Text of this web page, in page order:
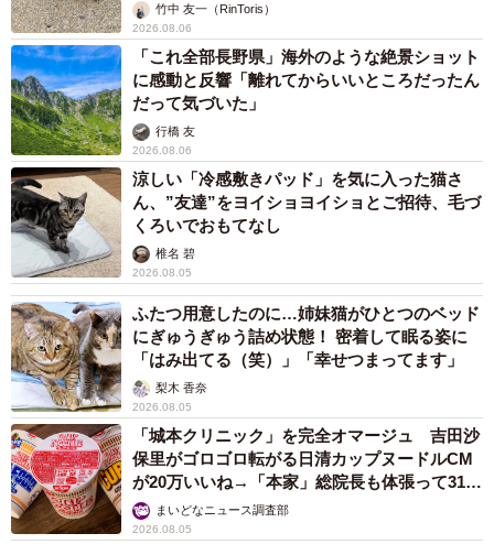
ーー缶は赤ちゃんが持ってきたのですか。
「全て自分で持ってきました。最近キッチンにあるストッ
ク棚から缶やペットボトルを持ち出すのがマイブームのよ
うで、毎日本来あるはずのないところから缶が沢山出てき
ます」
ーー飽きちゃったのでしょうか。
「最初は缶を積んで遊んでいたのですが、何度か繰り返し
たら飽きたようで、積んだ後に崩れて転がった缶を1カ所に
集める遊びにシフトしていました。そのため息子の横に缶
が並んでいます」
ーー肩紐が落ちて着衣が乱れ、足も本物の酔っ払いのよう
ですね。
「このように足を投げ出して座ることはよくあるのです
が、こんなに後ろにもたれかかって座ることは珍しいで
竹中 友一（RinToris）
2026.08.06
「これ全部長野県」海外のような絶景ショット
に感動と反響「離れてからいいところだったん
だって気づいた」
行橋 友
2026.08.06
涼しい「冷感敷きパッド」を気に入った猫さ
ん、”友達”をヨイショヨイショとご招待、毛づ
くろいでおもてなし
椎名 碧
2026.08.05
ふたつ用意したのに…姉妹猫がひとつのベッド
にぎゅうぎゅう詰め状態！ 密着して眠る姿に
「はみ出てる（笑）」「幸せつまってます」
梨木 香奈
2026.08.05
「城本クリニック」を完全オマージュ 吉田沙
保里がゴロゴロ転がる日清カップヌードルCM
が20万いいね→「本家」総院長も体張って31万
いいねまいどなニュース調査部
2026.08.05